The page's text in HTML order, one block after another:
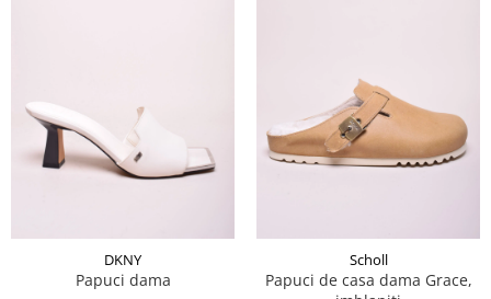
DKNY
Papuci dama
Scholl
Papuci de casa dama Grace,